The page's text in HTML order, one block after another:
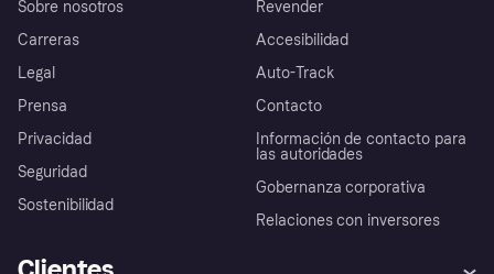
Sobre nosotros
Carreras
Legal
Prensa
Privacidad
Seguridad
Sostenibilidad
Revender
Accesibilidad
Auto-Track
Contacto
Información de contacto para
las autoridades
Gobernanza corporativa
Relaciones con inversores